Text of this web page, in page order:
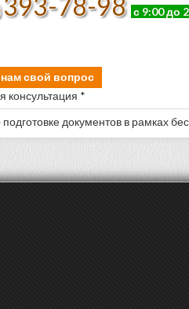
с 9:00 до
свой вопрос
консультация *
подготовке документов в рамках